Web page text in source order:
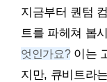
지금부터 퀀텀
트를 파헤쳐 봅
엇인가요?이는
지만, 큐비트라